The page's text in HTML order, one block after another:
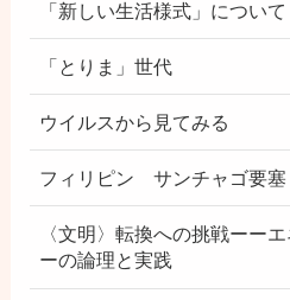
「新しい生活様式」について
「とりま」世代
ウイルスから見てみる
フィリピン サンチャゴ要塞
〈文明〉転換への挑戦ーー
ーの論理と実践